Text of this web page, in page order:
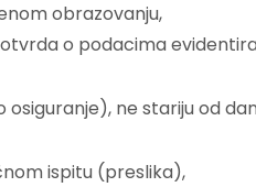
obrazovanju,
o podacima
osiguranje), ne stariju od
ispitu (preslika),